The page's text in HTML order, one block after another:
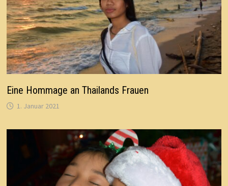
Eine Hommage an Thailands Frauen
1. Januar 2021